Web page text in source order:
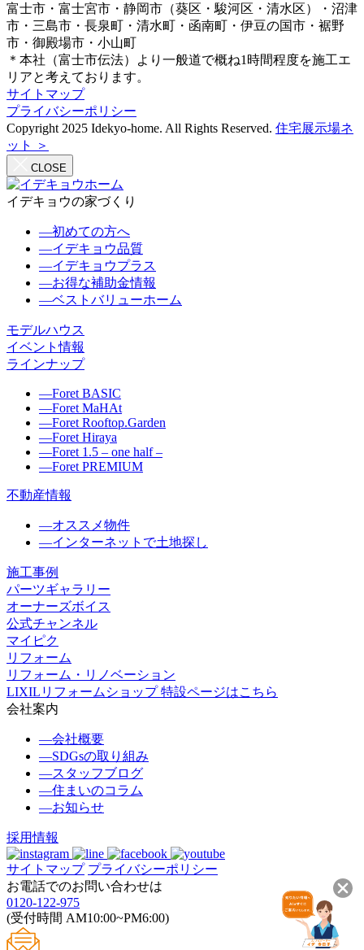
富士市・富士宮市・静岡市（葵区・駿河区・清水区）・沼津
市・三島市・長泉町・清水町・函南町・伊豆の国市・裾野
市・御殿場市・小山町
＊本社（富士市伝法）より一般道で概ね1時間程度を施工エ
リアと考えております。
サイトマップ
プライバシーポリシー
Copyright 2025 Idekyo-home. All Rights Reserved. 住宅展示場ネ
ット ＞
CLOSE
イデキョウの家づくり
―初めての方へ
―イデキョウ品質
―イデキョウプラス
―お得な補助金情報
―ベストバリューホーム
モデルハウス
イベント情報
ラインナップ
―Foret BASIC
―Foret MaHAt
―Foret Rooftop.Garden
―Foret Hiraya
―Foret 1.5 – one half –
―Foret PREMIUM
不動産情報
―オススメ物件
―インターネットで土地探し
施工事例
パーツギャラリー
オーナーズボイス
公式チャンネル
マイピク
リフォーム
リフォーム・リノベーション
LIXILリフォームショップ 特設ページはこちら
会社案内
―会社概要
―SDGsの取り組み
―スタッフブログ
―住まいのコラム
―お知らせ
採用情報
サイトマップ プライバシーポリシー
お電話でのお問い合わせは
0120-122-975
(受付時間 AM10:00~PM6:00)